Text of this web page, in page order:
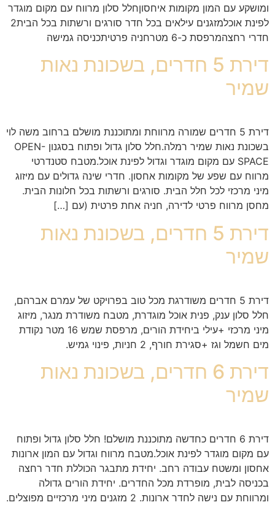
ומושקע עם המון מקומות איחסוןחלל סלון מרווח עם מקום מוגדר
לפינת אוכלמזגנים עילאים בכל חדר סורגים ורשתות בכל הבית2
חדרי רחצהמרפסת כ-6 מטרחניה פרטיתכניסה גמישה
דירת 5 חדרים, בשכונת נאות
שמיר
דירת 5 חדרים שמורה מרווחת ומתוכננת מושלם ברחוב משה לוי
בשכונת נאות שמיר רמלה.חלל סלון גדול ופתוח בסגנון OPEN-
SPACE עם מקום מוגדר וגדול לפינת אוכל.מטבח סטנדרטי
מרווח עם שפע של מקומות אחסון. חדרי שינה גדולים עם מיזוג
מיני מרכזי לכל חלל הבית. סורגים ורשתות בכל חלונות הבית.
מחסן מרווח פרטי לדירה, חניה אחת פרטית (עם […]
דירת 5 חדרים, בשכונת נאות
שמיר
דירת 5 חדרים משודרגת מכל טוב בפרויקט של עמרם אברהם,
חלל סלון ענק, פנית אוכל מוגדרת, מטבח משודרת מנגר, מיזוג
מיני מרכזי +עילי ביחידת הורים, מרפסת שמש 16 מטר נקודת
מים חשמל וגז +סגירת חורף, 2 חניות, פינוי גמיש.
דירת 6 חדרים, בשכונת נאות
שמיר
דירת 6 חדרים כחדשה מתוכננת מושלם! חלל סלון גדול ופתוח
עם מקום מוגדר לפינת אוכל.מטבח מרווח וגדול עם המון ארונות
אחסון ומשטח עבודה רחב. יחידת מתבגר הכוללת חדר רחצה
בכניסה לבית, מופרדת מכל החדרים. יחידת הורים גדולה
ומרווחת עם נישה לחדר ארונות. 2 מזגנים מיני מרכזיים מפוצלים.